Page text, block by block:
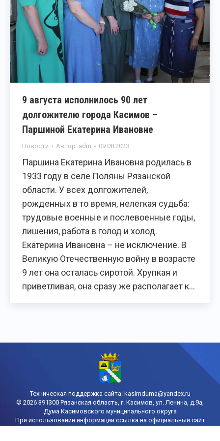
9 августа исполнилось 90 лет
долгожителю города Касимов –
Паршиной Екатерина Ивановне
Новости Автор: adm 09.08.2023
Паршина Екатерина Ивановна родилась в
1933 году в селе Поляны Рязанской
области. У всех долгожителей,
рожденных в то время, нелегкая судьба:
трудовые военные и послевоенные годы,
лишения, работа в голод и холод.
Екатерина Ивановна – не исключение. В
Великую Отечественную войну в возрасте
9 лет она осталась сиротой. Хрупкая и
приветливая, она сразу же располагает к…
Техническая поддержка сайта: kasimduma@yandex.ru
© 2026 391300 Рязанская область, г. Касимов, ул. Ленина, д.9а,
Дума Касимовского муниципального округа
При использовании информации ссылка на официальный сайт